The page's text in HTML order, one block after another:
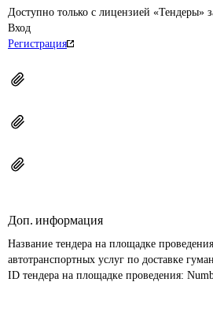
Доступно только с лицензией «Тендеры»
Вход
Регистрация
Доп. информация
Название тендера на площадке
автотранспортных услуг по доставке
ID тендера на площадке проведения: